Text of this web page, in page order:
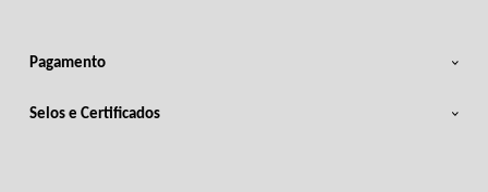
Pagamento
Selos e Certificados